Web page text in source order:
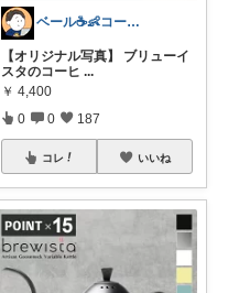
ベール☕👶コーヒー好きパパ
【オリジナル写真】 ブリューイ
スタのコーヒ ...
￥ 4,400
0 0 187
コレ いいね